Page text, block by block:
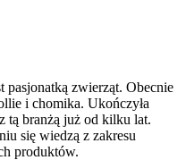
pasjonatką zwierząt. Obecnie
i chomika. Ukończyła
tą branżą już od kilku lat.
się wiedzą z zakresu
produktów.